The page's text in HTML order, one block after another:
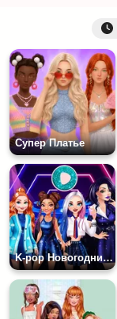
Супер Платье
K-pop Новогодний Концерт